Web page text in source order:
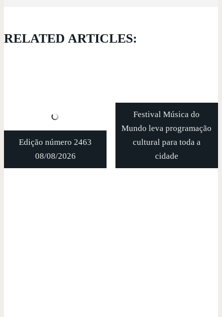
RELATED ARTICLES:
Edição número 2463
08/08/2026
Festival Música do
Mundo leva programação
cultural para toda a
cidade